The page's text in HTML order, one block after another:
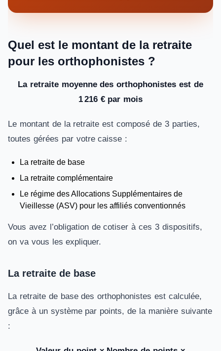
Quel est le montant de la retraite
pour les orthophonistes ?
La retraite moyenne des orthophonistes est de
1 216 € par mois
Le montant de la retraite est composé de 3 parties,
toutes gérées par votre caisse :
La retraite de base
La retraite complémentaire
Le régime des Allocations Supplémentaires de
Vieillesse (ASV) pour les affiliés conventionnés
Vous avez l’obligation de cotiser à ces 3 dispositifs,
on va vous les expliquer.
La retraite de base
La retraite de base des orthophonistes est calculée,
grâce à un système par points, de la manière suivante
: